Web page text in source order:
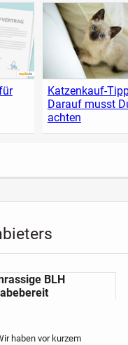
Katzenkauf-
Darauf musst
achten
BLH
haben vor kurzem